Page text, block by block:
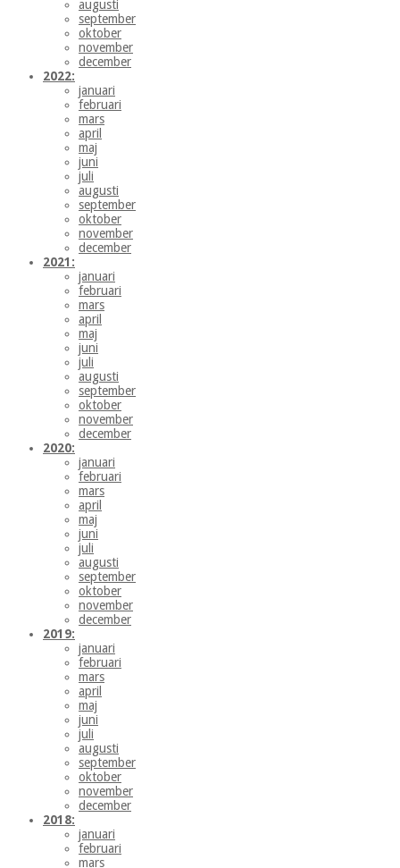
augusti
september
oktober
november
december
2022:
januari
februari
mars
april
maj
juni
juli
augusti
september
oktober
november
december
2021:
januari
februari
mars
april
maj
juni
juli
augusti
september
oktober
november
december
2020:
januari
februari
mars
april
maj
juni
juli
augusti
september
oktober
november
december
2019:
januari
februari
mars
april
maj
juni
juli
augusti
september
oktober
november
december
2018:
januari
februari
mars